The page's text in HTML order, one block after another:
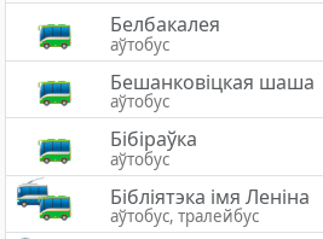
Белбакалея
аўтобус
Бешанковіцкая шаша
аўтобус
Бібіраўка
аўтобус
Бібліятэка імя Леніна
аўтобус, тралейбус